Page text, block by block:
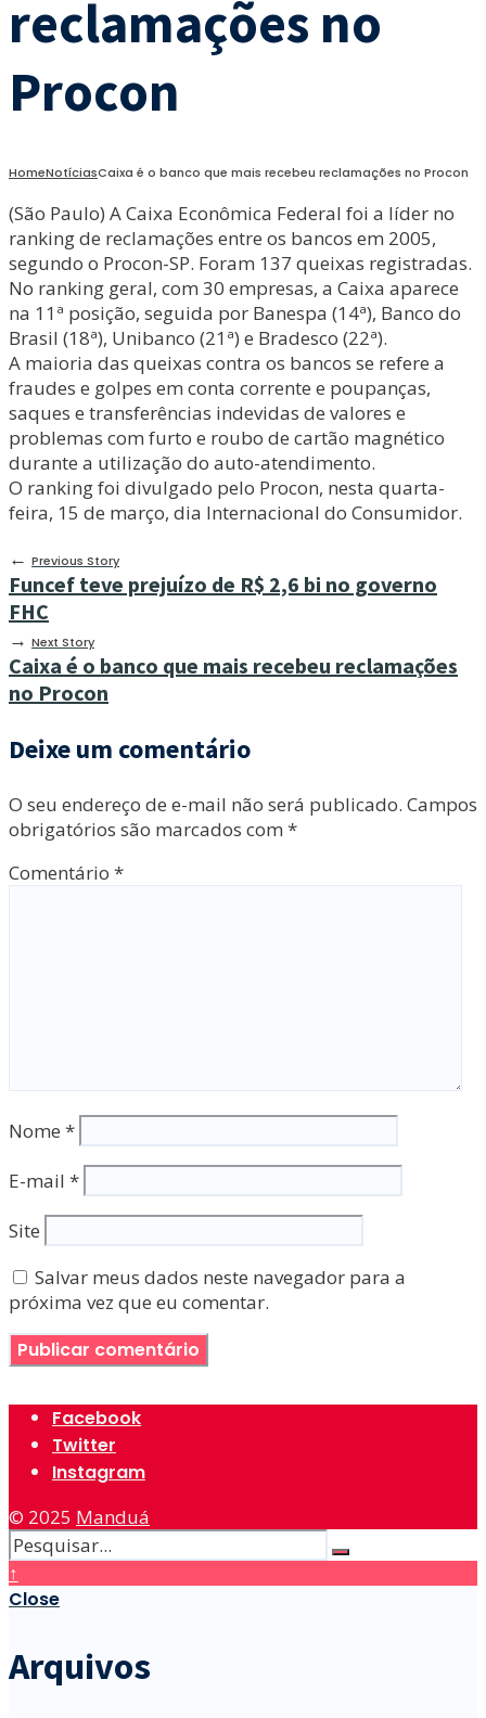
reclamações no
Procon
HomeNotíciasCaixa é o banco que mais recebeu reclamações no Procon
(São Paulo) A Caixa Econômica Federal foi a líder no
ranking de reclamações entre os bancos em 2005,
segundo o Procon-SP. Foram 137 queixas registradas.
No ranking geral, com 30 empresas, a Caixa aparece
na 11ª posição, seguida por Banespa (14ª), Banco do
Brasil (18ª), Unibanco (21ª) e Bradesco (22ª).
A maioria das queixas contra os bancos se refere a
fraudes e golpes em conta corrente e poupanças,
saques e transferências indevidas de valores e
problemas com furto e roubo de cartão magnético
durante a utilização do auto-atendimento.
O ranking foi divulgado pelo Procon, nesta quarta-
feira, 15 de março, dia Internacional do Consumidor.
← Previous Story
Funcef teve prejuízo de R$ 2,6 bi no governo
FHC
→ Next Story
Caixa é o banco que mais recebeu reclamações
no Procon
Deixe um comentário
O seu endereço de e-mail não será publicado. Campos
obrigatórios são marcados com *
Comentário *
Nome *
E-mail *
Site
Salvar meus dados neste navegador para a
próxima vez que eu comentar.
Facebook
Twitter
Instagram
© 2025 Manduá
↑
Close
Arquivos